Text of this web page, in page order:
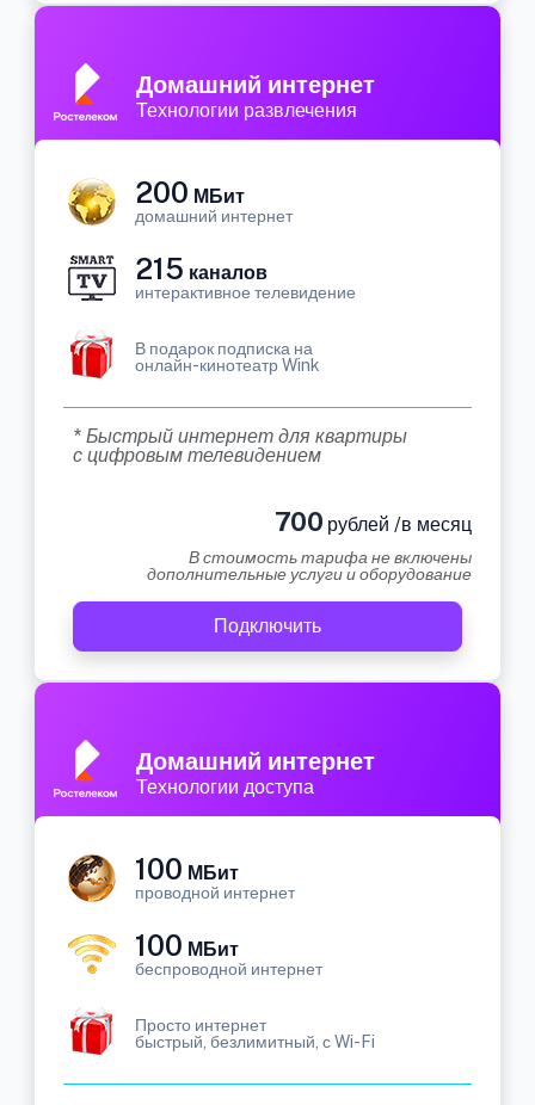
Домашний интернет
Технологии развлечения
200 МБит
домашний интернет
215 каналов
интерактивное телевидение
В подарок подписка на
онлайн-кинотеатр Wink
* Быстрый интернет для квартиры
с цифровым телевидением
700 рублей /в месяц
В стоимость тарифа не включены
дополнительные услуги и оборудование
Подключить
Домашний интернет
Технологии доступа
100 МБит
проводной интернет
100 МБит
беспроводной интернет
Просто интернет
быстрый, безлимитный, с Wi-Fi